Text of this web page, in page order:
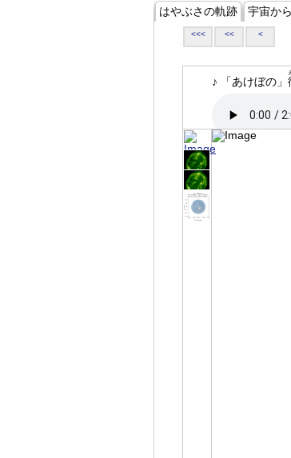
はやぶさの軌跡 宇宙か
<<< << <
♪ 「あけぼの」